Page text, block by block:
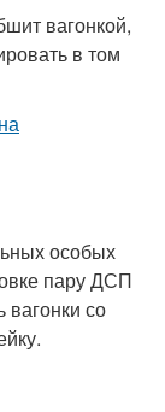
вагонкой,
в том
особых
пару ДСП
со